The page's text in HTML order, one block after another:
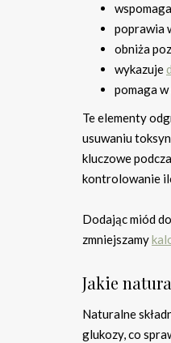
poprawia
obniża
wykazuje
pomaga
Te elementy
usuwaniu
kluczowe
kontrolowanie
Dodając miód
zmniejszamy
Jakie
Naturalne
glukozy, co